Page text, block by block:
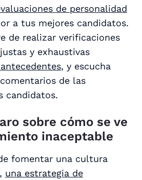
de personalidad
a tus mejores candidatos.
de realizar verificaciones
y exhaustivas
, y escucha
de las
candidatos.
sobre cómo se ve
inaceptable
fomentar una cultura
una estrategia de